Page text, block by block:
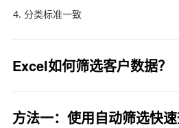
分类标准一致
Excel如何筛选客户数据？
方法一：使用自动筛选快